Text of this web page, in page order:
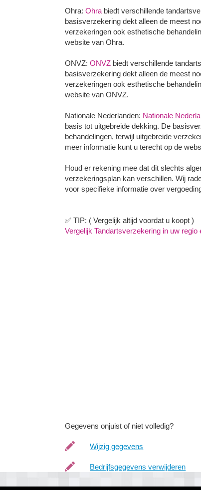
Ohra:Ohra biedt verschillende
basisverzekering dekt alleen de meest
verzekeringen ook esthetische
website van Ohra.
ONVZ:ONVZ biedt verschillende
basisverzekering dekt alleen de meest
verzekeringen ook esthetische
website van ONVZ.
Nationale Nederlanden: Nationale
basis tot uitgebreide dekking. De
behandelingen, terwijl uitgebreide
meer informatie kunt u terecht op de
Houd er rekening mee dat dit slechts
verzekeringsplan kan verschillen. Wij
voor specifieke informatie over
✅ TIP: ( Vergelijk altijd voordat u koopt )
Vergelijk Tandartsverzekering in uw
Gegevens onjuist of niet volledig?
Wijzig gegevens
Bedrijfsgegevens verwijderen